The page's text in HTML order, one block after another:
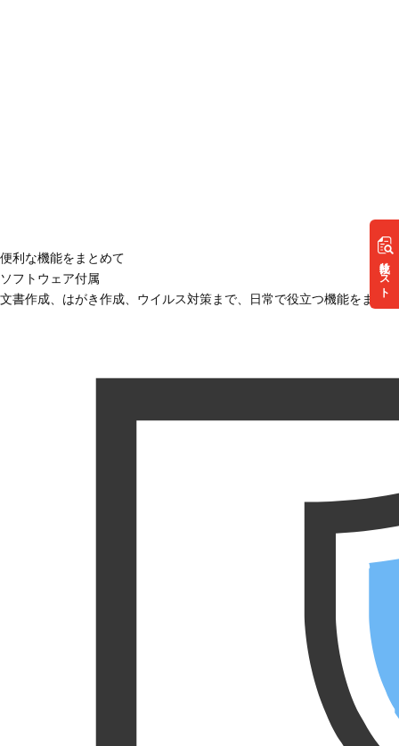
リスト
便利な機能をまとめて
ソフトウェア付属
文書作成、はがき作成、ウイルス対策まで、日常で役立つ機能をまと